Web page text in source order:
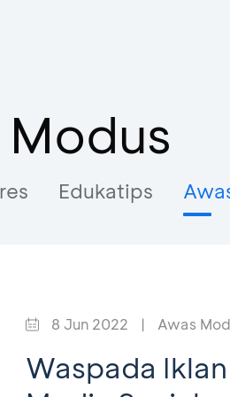
Edukatips
8 Jun 2022 | Awas
Waspada